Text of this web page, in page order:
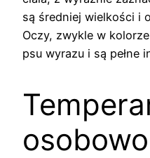
są średniej wielkości i
Oczy, zwykle w
psu wyrazu i są pełne